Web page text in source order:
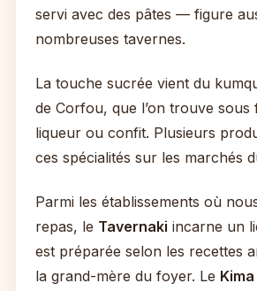
servi avec des pâtes — figure
nombreuses tavernes.
La touche sucrée vient du
de Corfou, que l’on trouve
liqueur ou confit. Plusieurs
ces spécialités sur les marchés
Parmi les établissements où
repas, le Tavernaki incarne un
est préparée selon les recettes
la grand-mère du foyer. Le